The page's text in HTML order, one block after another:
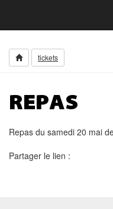
tickets
REPAS
Repas du samedi 20 mai
Partager le lien :